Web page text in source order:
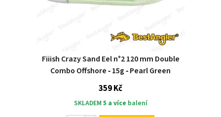
Fiiish Crazy Sand Eel n°2 120 mm Double
Combo Offshore ‑ 15g ‑ Pearl Green
359 Kč
SKLADEM 5 a více balení